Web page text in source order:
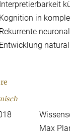
Interpretierbarkeit
Kognition in
Rekurrente
Entwicklung
Max